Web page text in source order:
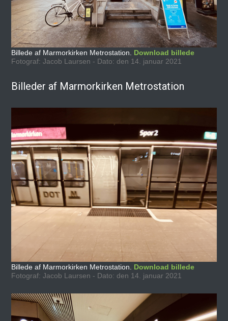
Billede af Marmorkirken Metrostation. Download billede
Fotograf: Jacob Laursen - Dato: den 14. januar 2021
Billeder af Marmorkirken Metrostation
Billede af Marmorkirken Metrostation. Download billede
Fotograf: Jacob Laursen - Dato: den 14. januar 2021